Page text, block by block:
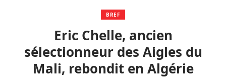
BREF
Eric Chelle, ancien
sélectionneur des Aigles du
Mali, rebondit en Algérie